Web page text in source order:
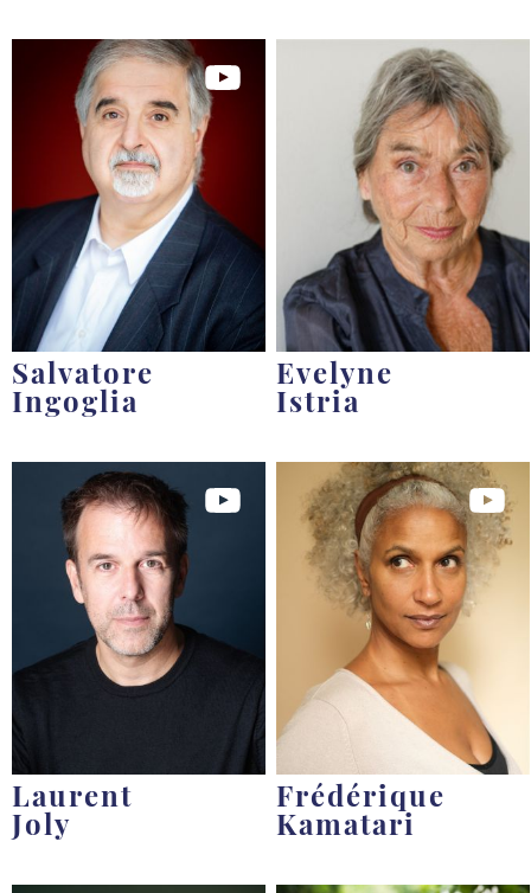
Salvatore
Ingoglia
Evelyne
Istria
Laurent
Joly
Frédérique
Kamatari